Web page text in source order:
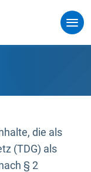
die als
(TDG) als
§ 2